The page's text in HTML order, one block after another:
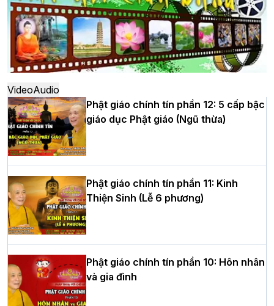
Hà Nội: Ngày tu học cuối cùng khép lại
khóa sinh hoạt Phật pháp mùa hè lần
thứ XIV tại chùa Bằng
Học yêu thương trong ngày tu tập thứ
tư của Khóa sinh hoạt Phật pháp mùa
hè tại chùa Bằng
HT.Thích Thọ Lạc được suy cử làm tân
Trưởng BTS GHPGVN tỉnh Nghệ An
Hòa thượng Thích Quảng Tùng tái đắc
VideoAudio
Phật giáo chính tín phần 12: 5 cấp bậc
giáo dục Phật giáo (Ngũ thừa)
Phật giáo chính tín phần 11: Kinh
Thiện Sinh (Lễ 6 phương)
Phật giáo chính tín phần 10: Hôn nhân
và gia đình